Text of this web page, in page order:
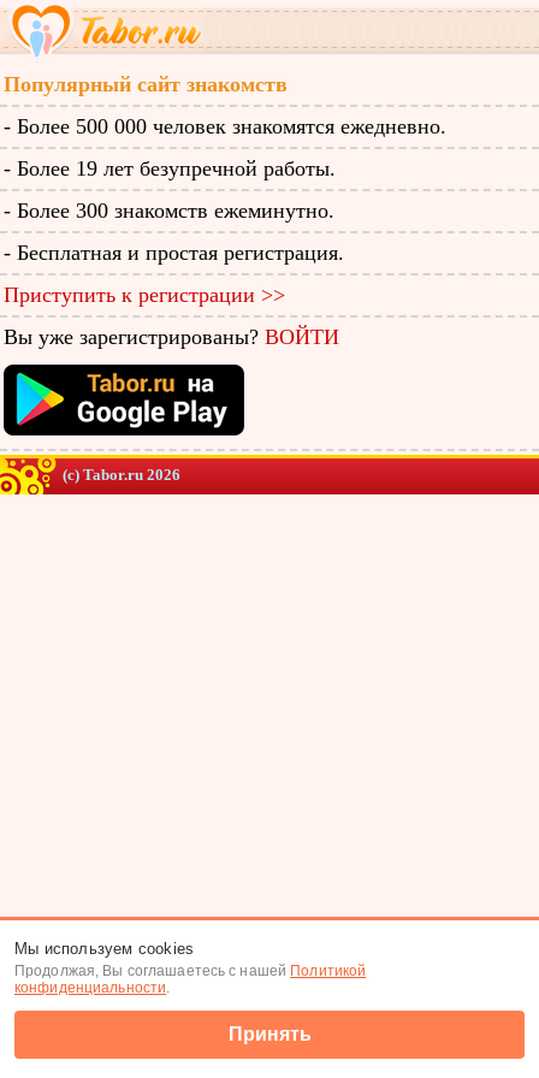
Популярный сайт знакомств
- Более 500 000 человек знакомятся ежедневно.
- Более 19 лет безупречной работы.
- Более 300 знакомств ежеминутно.
- Бесплатная и простая регистрация.
Приступить к регистрации >>
Вы уже зарегистрированы? ВОЙТИ
(c) Tabor.ru 2026
Мы используем cookies
Продолжая, Вы соглашаетесь с нашей Политикой
конфиденциальности.
Принять